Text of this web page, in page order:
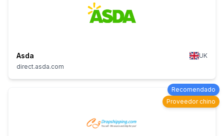
Asda
UK
direct.asda.com
Recomendado
Proveedor chino